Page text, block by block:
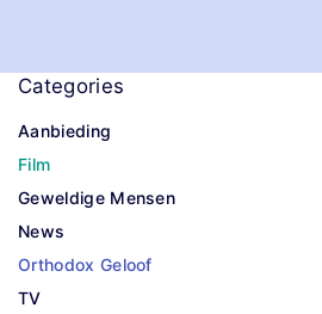
Categories
Aanbieding
Film
Geweldige Mensen
News
Orthodox Geloof
TV